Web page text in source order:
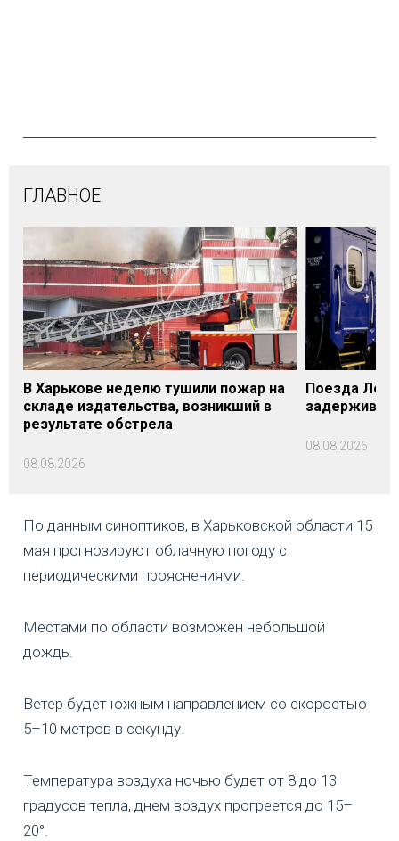
ГЛАВНОЕ
В Харькове неделю тушили пожар на
складе издательства, возникший в
результате обстрела
08.08.2026
Поезда
08.08.2026
По данным синоптиков, в Харьковской области 15
мая прогнозируют облачную погоду с
периодическими прояснениями.
Местами по области возможен небольшой
дождь.
Ветер будет южным направлением со скоростью
5–10 метров в секунду.
Температура воздуха ночью будет от 8 до 13
градусов тепла, днем воздух прогреется до 15–
20°.